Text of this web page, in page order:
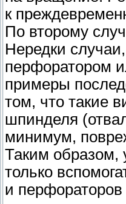
к
По второму
Нередки
перфоратором
примеры
том, что такие
шпинделя
минимум,
Таким образом,
только
и